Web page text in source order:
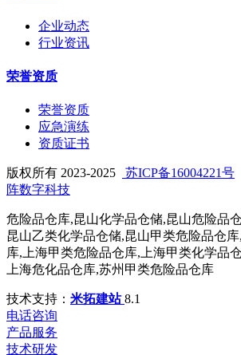
企业动态
行业资讯
荣誉资质
荣誉资质
应急演练
资质证书
版权所有 2023-2025 苏ICP备16004221号
阵数字科技
危险品仓库,昆山化学品仓储,昆山危险品
昆山乙类化学品仓储,昆山甲类危险品仓
库,上海甲类危险品仓库,上海甲类化学品
上海危化品仓库,苏州甲类危险品仓库
技术支持： 米拓建站8.1
电话咨询
产品服务
技术研发